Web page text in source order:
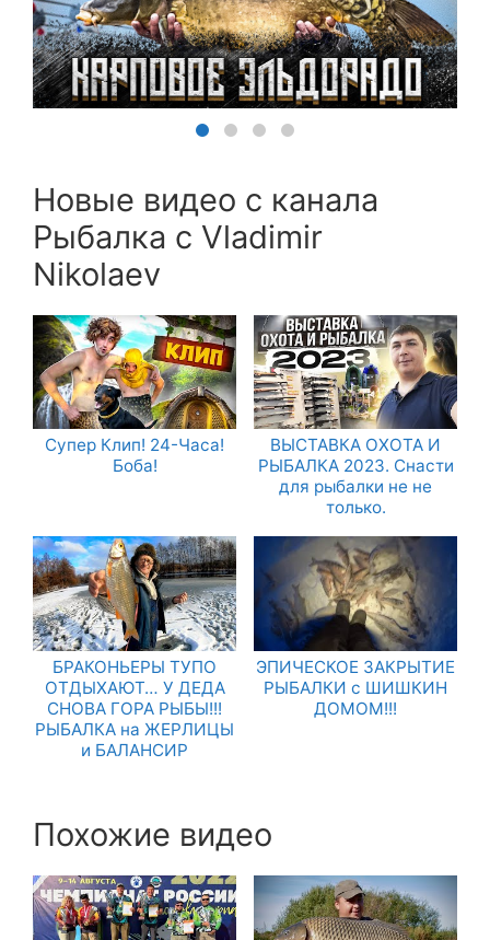
Новые видео с канала
Рыбалка с Vladimir
Nikolaev
Супер Клип! 24-Часа!
Боба!
ВЫСТАВКА ОХОТА И
РЫБАЛКА 2023. Снасти
для рыбалки не не
только.
БРАКОНЬЕРЫ ТУПО
ОТДЫХАЮТ… У ДЕДА
СНОВА ГОРА РЫБЫ!!!
РЫБАЛКА на ЖЕРЛИЦЫ
и БАЛАНСИР
ЭПИЧЕСКОЕ ЗАКРЫТИЕ
РЫБАЛКИ с ШИШКИН
ДОМОМ!!!
Похожие видео